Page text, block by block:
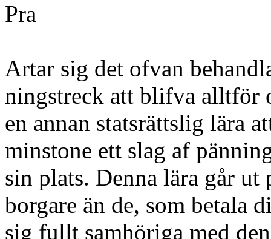
Pra
Artar sig det ofvan
ningstreck att blifva alltför
en annan statsrättslig lära
minstone ett slag af
sin plats. Denna lära går ut
borgare än de, som betala
sig fullt samhöriga med